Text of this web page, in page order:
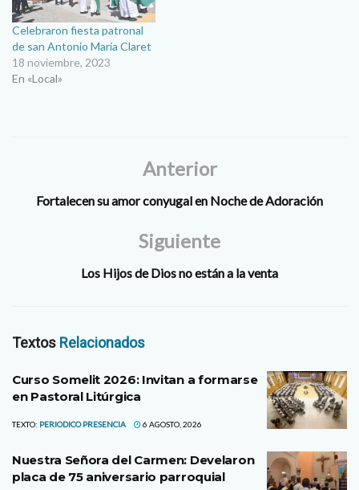
Celebraron fiesta patronal
de san Antonio María Claret
18 noviembre, 2023
En «Local»
Anterior
Fortalecen su amor conyugal en Noche de Adoración
Siguiente
Los Hijos de Dios no están a la venta
Textos Relacionados
Curso Somelit 2026: Invitan a formarse
en Pastoral Litúrgica
TEXTO: PERIODICO PRESENCIA 6 AGOSTO, 2026
Nuestra Señora del Carmen: Develaron
placa de 75 aniversario parroquial